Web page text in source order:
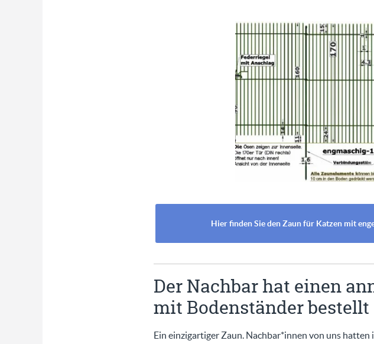
Hier finden Sie den Zaun für Katzen mit
Der Nachbar hat einen
mit Bodenständer bestellt
Ein einzigartiger Zaun. Nachbar*innen von uns